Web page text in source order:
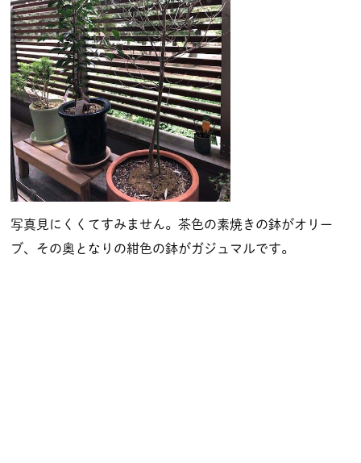
写真見にくくてすみません。茶色の素焼きの鉢がオリー
ブ、その奥となりの紺色の鉢がガジュマルです。